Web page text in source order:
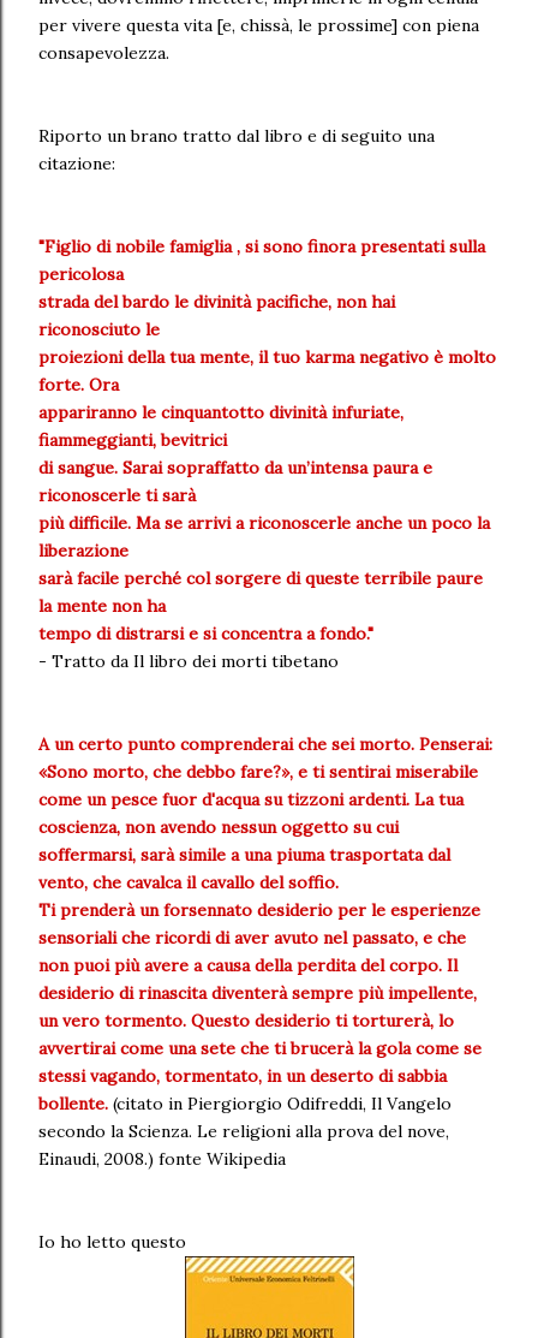
per vivere questa vita [e, chissà, le prossime] con piena
consapevolezza.
Riporto un brano tratto dal libro e di seguito una
citazione:
"Figlio di nobile famiglia , si sono finora presentati sulla
pericolosa
strada del bardo le divinità pacifiche, non hai
riconosciuto le
proiezioni della tua mente, il tuo karma negativo è molto
forte. Ora
appariranno le cinquantotto divinità infuriate,
fiammeggianti, bevitrici
di sangue. Sarai sopraffatto da un’intensa paura e
riconoscerle ti sarà
più difficile. Ma se arrivi a riconoscerle anche un poco la
liberazione
sarà facile perché col sorgere di queste terribile paure
la mente non ha
tempo di distrarsi e si concentra a fondo."
- Tratto da Il libro dei morti tibetano
A un certo punto comprenderai che sei morto. Penserai:
«Sono morto, che debbo fare?», e ti sentirai miserabile
come un pesce fuor d'acqua su tizzoni ardenti. La tua
coscienza, non avendo nessun oggetto su cui
soffermarsi, sarà simile a una piuma trasportata dal
vento, che cavalca il cavallo del soffio.
Ti prenderà un forsennato desiderio per le esperienze
sensoriali che ricordi di aver avuto nel passato, e che
non puoi più avere a causa della perdita del corpo. Il
desiderio di rinascita diventerà sempre più impellente,
un vero tormento. Questo desiderio ti torturerà, lo
avvertirai come una sete che ti brucerà la gola come se
stessi vagando, tormentato, in un deserto di sabbia
bollente. (citato in Piergiorgio Odifreddi, Il Vangelo
secondo la Scienza. Le religioni alla prova del nove,
Einaudi, 2008.) fonte Wikipedia
Io ho letto questo